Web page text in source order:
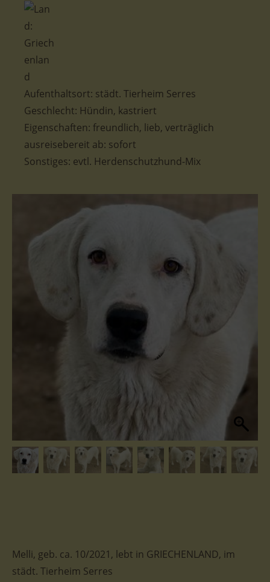
Aufenthaltsort: städt. Tierheim Serres
Geschlecht: Hündin, kastriert
Eigenschaften: freundlich, lieb, verträglich
ausreisebereit ab: sofort
Sonstiges: evtl. Herdenschutzhund-Mix
Melli, geb. ca. 10/2021, lebt in GRIECHENLAND, im
städt. Tierheim Serres